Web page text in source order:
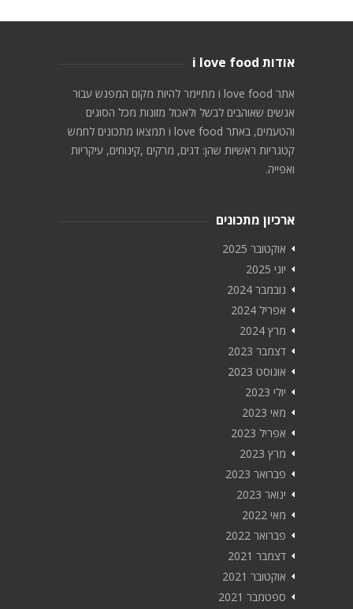
אודות i love food
אתר i love food מתיימר להיות מקום המפגש עבור
אנשים שאוהבים לבשל ולאכול מזונות מכל הסוגים
והטעמים, באתר i love food תמצאו מתכונים לחמש
קטגריות ראשיות שהן: דגים, מרקים ,קינוחים, עיקריות
ואפייה.
ארכיון מתכונים
אוקטובר 2025
יוני 2025
נובמבר 2024
אפריל 2024
מרץ 2024
דצמבר 2023
אוגוסט 2023
יולי 2023
מאי 2023
אפריל 2023
מרץ 2023
פברואר 2023
ינואר 2023
מאי 2022
פברואר 2022
דצמבר 2021
אוקטובר 2021
ספטמבר 2021